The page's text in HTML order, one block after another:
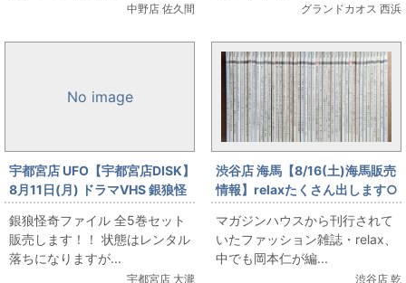
中野店 佐久間 グランドカオス 西浜
No image
宇都宮店 UFO【宇都宮店DISK】
8月11日(月) ドラマVHS 銀狼怪
奇ファイル 全5巻セット 販売し
ます！
銀狼怪奇ファイル 全5巻セット
販売します！！ 状態はレンタル
落ちになりますが...
宇都宮店 大瀧
渋谷店 海馬【8/16(土)海馬販売
情報】relaxたくさん出します○
マガジンハウスから刊行されて
いたファッション雑誌・relax、
中でも岡本仁が編...
渋谷店 乾